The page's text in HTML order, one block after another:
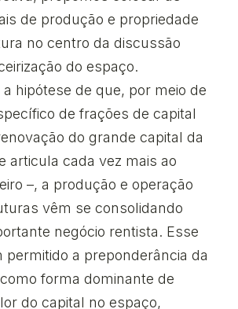
de produção e propriedade
no centro da discussão
do espaço.
hipótese de que, por meio de
de frações de capital
do grande capital da
articula cada vez mais ao
–, a produção e operação
vêm se consolidando
negócio rentista. Esse
permitido a preponderância da
forma dominante de
do capital no espaço,